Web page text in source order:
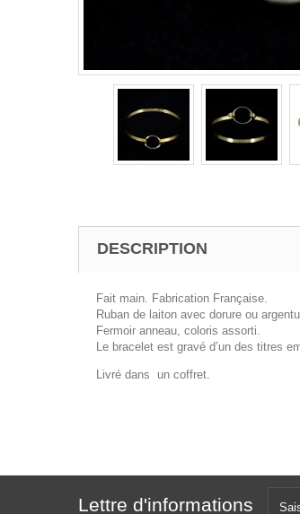
DESCRIPTION
Fait main. Fabrication Française.
Ruban de laiton avec dorure ou
Fermoir anneau, coloris assorti.
Le bracelet est gravé d’un des titres
Livré dans un coffret.
Lettre d'informations